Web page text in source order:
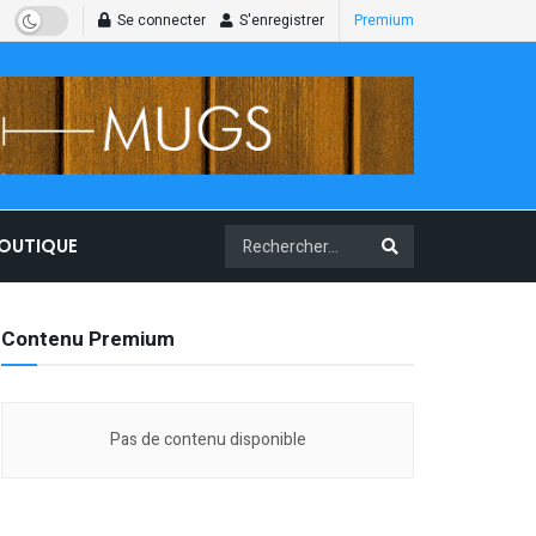
Se connecter S'enregistrer Premium
Contenu Premium
Pas de contenu disponible